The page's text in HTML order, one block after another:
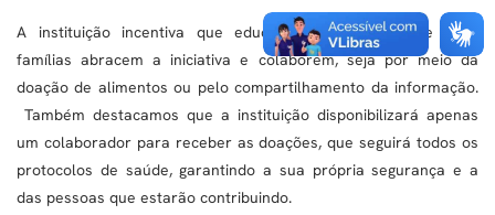
A instituição incentiva que educadores, estudantes e suas
famílias abracem a iniciativa e colaborem, seja por meio da
doação de alimentos ou pelo compartilhamento da informação.
Também destacamos que a instituição disponibilizará apenas
um colaborador para receber as doações, que seguirá todos os
protocolos de saúde, garantindo a sua própria segurança e a
das pessoas que estarão contribuindo.